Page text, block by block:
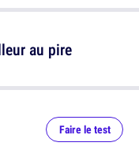
au pire
Faire le test